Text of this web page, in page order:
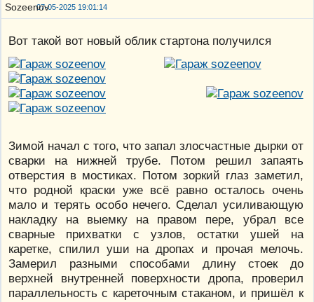
07-05-2025 19:01:14
Вот такой вот новый облик стартона получился
Зимой начал с того, что запал злосчастные дырки от
сварки на нижней трубе. Потом решил запаять
отверстия в мостиках. Потом зоркий глаз заметил,
что родной краски уже всё равно осталось очень
мало и терять особо нечего. Сделал усиливающую
накладку на выемку на правом пере, убрал все
сварные прихватки с узлов, остатки ушей на
каретке, спилил уши на дропах и прочая мелочь.
Замерил разными способами длину стоек до
верхней внутренней поверхности дропа, проверил
параллельность с кареточным стаканом, и пришёл к